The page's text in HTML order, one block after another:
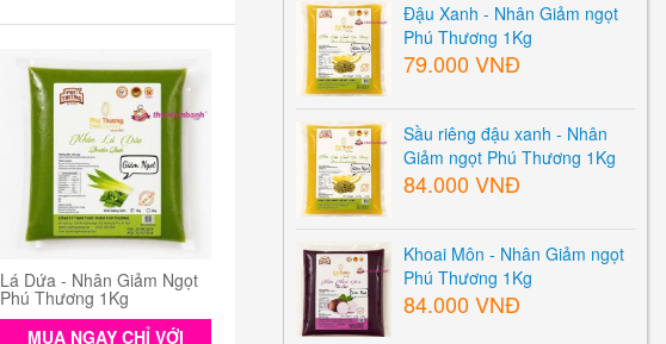
Lá Dứa - Nhân Giảm Ngọt
Phú Thương 1Kg
MUA NGAY CHỈ VỚI
Đậu Xanh - Nhân Giảm ngọt
Phú Thương 1Kg
79.000 VNĐ
Sầu riêng đậu xanh - Nhân
Giảm ngọt Phú Thương 1Kg
84.000 VNĐ
Khoai Môn - Nhân Giảm ngọt
Phú Thương 1Kg
84.000 VNĐ